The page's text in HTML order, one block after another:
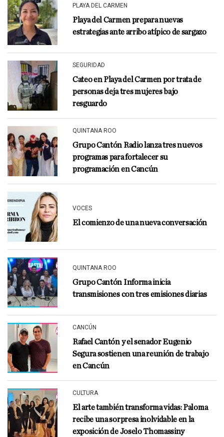
PLAYA DEL CARMEN
Playa del Carmen prepara nuevas
estrategias ante arribo atípico de sargazo
SEGURIDAD
Cateo en Playa del Carmen por trata de
personas deja tres mujeres bajo
resguardo
QUINTANA ROO
Grupo Cantón Radio lanza tres nuevos
programas para fortalecer su
programación en Cancún
VOCES
El comienzo de una nueva conversación
QUINTANA ROO
Grupo Cantón Informa inicia
transmisiones con tres emisiones diarias
CANCÚN
Rafael Cantón y el senador Eugenio
Segura sostienen una reunión de trabajo
en Cancún
CULTURA
El arte también transforma vidas: Paloma
recibe una sorpresa inolvidable en la
exposición de Joselo Thomassiny